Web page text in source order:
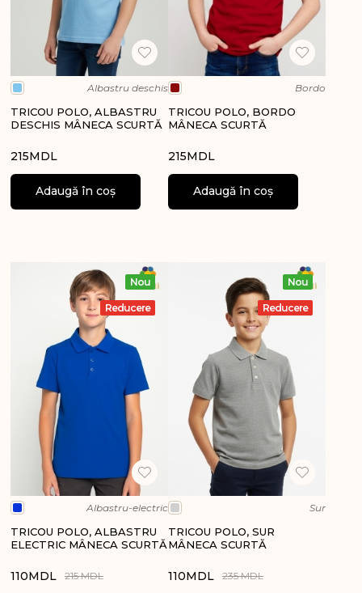
Albastru deschis
TRICOU POLO, ALBASTRU
DESCHIS MÂNECA SCURTĂ
215MDL
Adaugă în coș
Bordo
TRICOU POLO, BORDO
MÂNECA SCURTĂ
215MDL
Adaugă în coș
Nou
Reducere
Albastru-electric
TRICOU POLO, ALBASTRU
ELECTRIC MÂNECA SCURTĂ
110MDL 215 MDL
Nou
Reducere
Sur
TRICOU POLO, SUR
MÂNECA SCURTĂ
110MDL 235 MDL